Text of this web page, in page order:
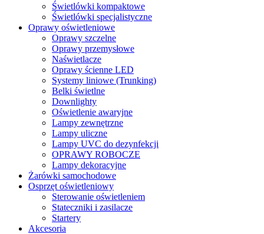
Świetlówki kompaktowe
Świetlówki specjalistyczne
Oprawy oświetleniowe
Oprawy szczelne
Oprawy przemysłowe
Naświetlacze
Oprawy ścienne LED
Systemy liniowe (Trunking)
Belki świetlne
Downlighty
Oświetlenie awaryjne
Lampy zewnętrzne
Lampy uliczne
Lampy UVC do dezynfekcji
OPRAWY ROBOCZE
Lampy dekoracyjne
Żarówki samochodowe
Osprzęt oświetleniowy
Sterowanie oświetleniem
Stateczniki i zasilacze
Startery
Akcesoria